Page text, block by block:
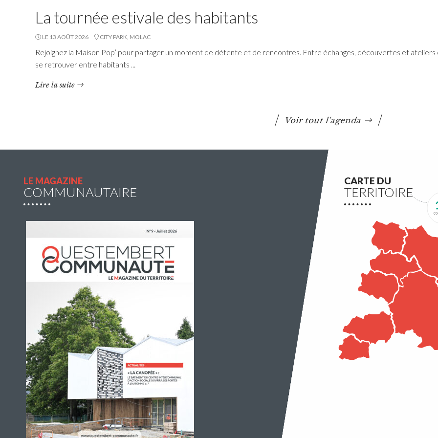
escapade à Damgan ou à
profiter de sorties et loisirs pendant la […]
et l’environnement
Questembert Communauté lance un 3e appel à
associations du territoire.
La tournée estivale des habitants
LE 13 AOÛT 2026 CITY PARK, MOLAC
Rejoignez la Maison Pop’ pour partager un moment de détente et de rencontres. Entre échanges, découvertes et
se retrouver entre habitants ...
Lire la suite
Voir tout l'agenda
LE MAGAZINE
COMMUNAUTAIRE
CARTE DU
TERRITOIRE